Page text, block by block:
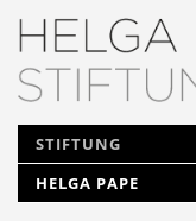
NAVIGATION
ÜBERSPRINGEN
STIFTUNG
HELGA PAPE